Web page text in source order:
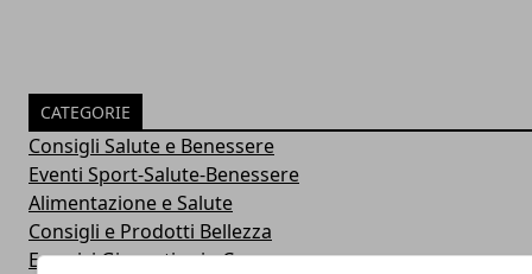
CATEGORIE
Consigli Salute e Benessere
Eventi Sport-Salute-Benessere
Alimentazione e Salute
Consigli e Prodotti Bellezza
Esercizi Ginnastica in Casa